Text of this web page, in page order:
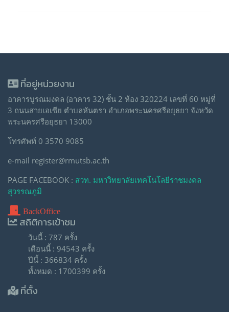
ที่อยู่หน่วยงาน
อาคารบูรณมงคล (อาคาร 32) ชั้น 2 ห้อง 320224 เลขที่ 60 หมู่ที่
3 ถนนสายเอเซีย ตำบลหันตรา อำเภอพระนครศรีอยุธยา จังหวัด
พระนครศรีอยุธยา 13000
โทรศัพท์ 0 3570 9085
e-mail register@rmutsb.ac.th
PAGE FACEBOOK : สวท. มหาวิทยาลัยเทคโนโลยีราชมงคล
สุวรรณภูมิ
BackOffice
สถิติการเข้าชม
วันนี้ : 787 ครั้ง
เดือนนี้ : 94543 ครั้ง
ปีนี้ : 366834 ครั้ง
ทั้งหมด : 1700399 ครั้ง
ที่ตั้ง